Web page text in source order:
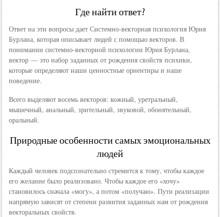
Где найти ответ?
Ответ на эти вопросы дает Системно-векторная психология Юрия
Бурлана, которая описывает людей с помощью векторов. В
понимании системно-векторной психологии Юрия Бурлана,
вектор — это набор заданных от рождения свойств психики,
которые определяют наши ценностные ориентиры и наше
поведение.
Всего выделяют восемь векторов: кожный, уретральный,
мышечный, анальный, зрительный, звуковой, обонятельный,
оральный.
Природные особенности самых эмоциональных
людей
Каждый человек подсознательно стремится к тому, чтобы каждое
его желание было реализовано. Чтобы каждое его «хочу»
становилось сначала «могу», а потом «получаю». Пути реализации
напрямую зависят от степени развития заданных нам от рождения
векторальных свойств.